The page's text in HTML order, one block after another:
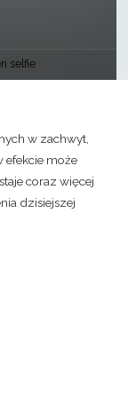
selfie
w zachwyt,
może
coraz więcej
dzisiejszej